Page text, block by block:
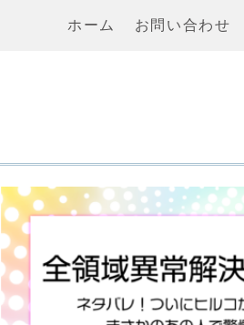
ホーム お問い合わせ